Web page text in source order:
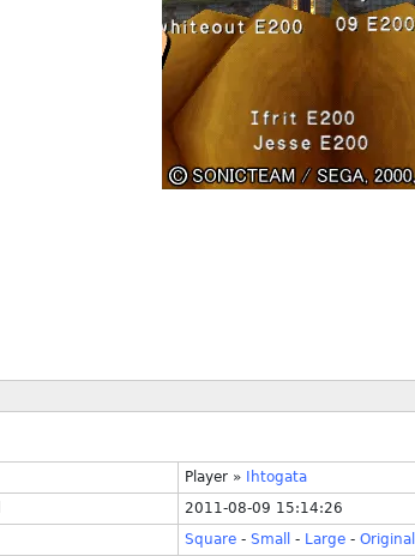
Player »
Ihtogata
2011-08-09 15:14:26
Square - Small - Large - Original